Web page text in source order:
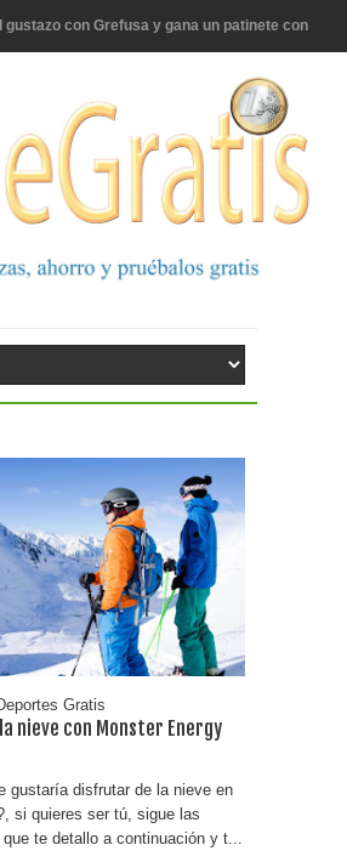
gustazo con Grefusa y gana un patinete con
te da la opción de ganar increíbles premios
gratis hohes C Vitamin C-irup
gratis Maison Perrier France
Pokémon con Kellogg's
te lleva a Sevilla
regala 100 premios al día
da la oportunidad de ganar increíbles premios
Gratis
nieve con Monster Energy
gustaría disfrutar de la nieve en
si quieres ser tú, sigue las
te detallo a continuación y t...